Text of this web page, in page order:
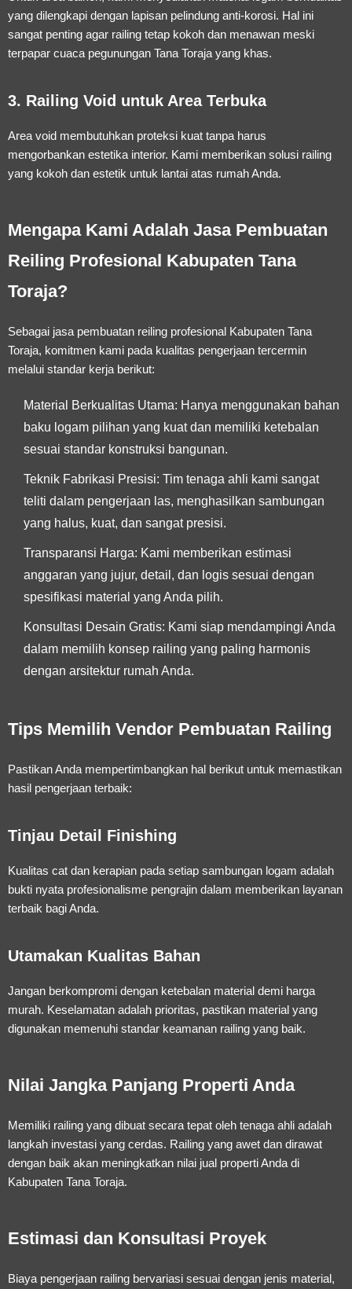
yang dilengkapi dengan lapisan pelindung anti-korosi. Hal ini
sangat penting agar railing tetap kokoh dan menawan meski
terpapar cuaca pegunungan Tana Toraja yang khas.
3. Railing Void untuk Area Terbuka
Area void membutuhkan proteksi kuat tanpa harus
mengorbankan estetika interior. Kami memberikan solusi railing
yang kokoh dan estetik untuk lantai atas rumah Anda.
Mengapa Kami Adalah Jasa Pembuatan
Reiling Profesional Kabupaten Tana
Toraja?
Sebagai jasa pembuatan reiling profesional Kabupaten Tana
Toraja, komitmen kami pada kualitas pengerjaan tercermin
melalui standar kerja berikut:
Material Berkualitas Utama: Hanya menggunakan bahan
baku logam pilihan yang kuat dan memiliki ketebalan
sesuai standar konstruksi bangunan.
Teknik Fabrikasi Presisi: Tim tenaga ahli kami sangat
teliti dalam pengerjaan las, menghasilkan sambungan
yang halus, kuat, dan sangat presisi.
Transparansi Harga: Kami memberikan estimasi
anggaran yang jujur, detail, dan logis sesuai dengan
spesifikasi material yang Anda pilih.
Konsultasi Desain Gratis: Kami siap mendampingi Anda
dalam memilih konsep railing yang paling harmonis
dengan arsitektur rumah Anda.
Tips Memilih Vendor Pembuatan Railing
Pastikan Anda mempertimbangkan hal berikut untuk memastikan
hasil pengerjaan terbaik:
Tinjau Detail Finishing
Kualitas cat dan kerapian pada setiap sambungan logam adalah
bukti nyata profesionalisme pengrajin dalam memberikan layanan
terbaik bagi Anda.
Utamakan Kualitas Bahan
Jangan berkompromi dengan ketebalan material demi harga
murah. Keselamatan adalah prioritas, pastikan material yang
digunakan memenuhi standar keamanan railing yang baik.
Nilai Jangka Panjang Properti Anda
Memiliki railing yang dibuat secara tepat oleh tenaga ahli adalah
langkah investasi yang cerdas. Railing yang awet dan dirawat
dengan baik akan meningkatkan nilai jual properti Anda di
Kabupaten Tana Toraja.
Estimasi dan Konsultasi Proyek
Biaya pengerjaan railing bervariasi sesuai dengan jenis material,